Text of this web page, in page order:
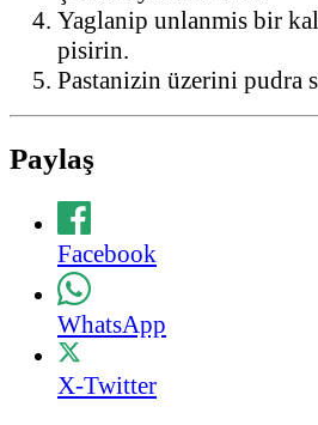
Yaglanip unlanmis bir
pisirin.
Pastanizin üzerini pudra
Paylaş
Facebook
WhatsApp
X-Twitter